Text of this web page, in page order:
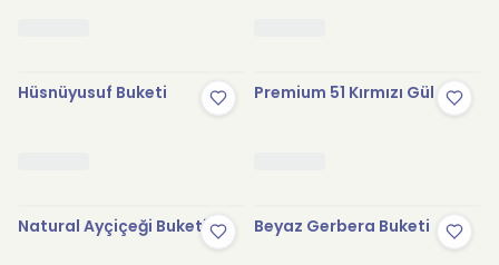
Hüsnüyusuf Buketi Premium 51 Kırmızı Gül
Natural Ayçiçeği Buketi Beyaz Gerbera Buketi